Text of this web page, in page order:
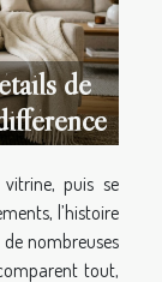
de
puis se
l’histoire
nombreuses
tout,